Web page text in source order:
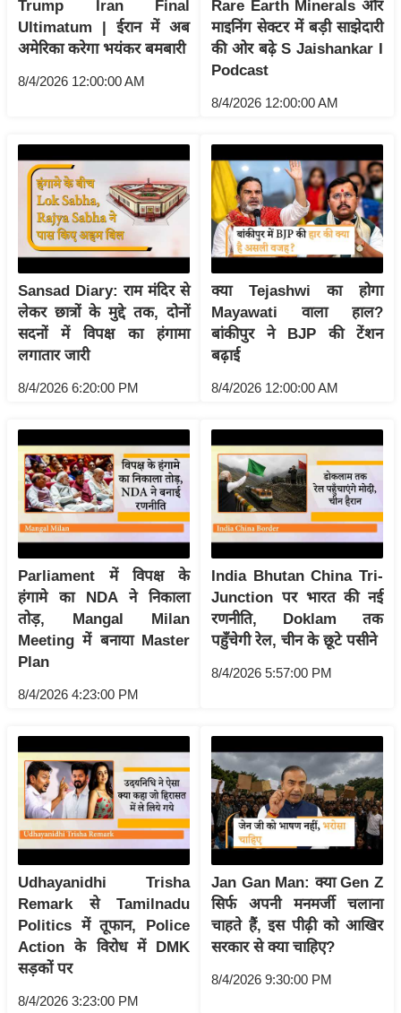
मा
तृ
भू
मि
ए
आ
र
.
आ
ई
.
य
र
स
मी
क्षा
ध
र्म
ज्यो
ति
ष
प्र
भु
हि
मा
ध
र्म
स्थ
ल
व्र
त
त्यो
हा
र
Trump Iran Final
Ultimatum | ईरान में अब
अमेरिका करेगा भयंकर बमबारी
8/4/2026 12:00:00 AM
Rare Earth Minerals और
माइनिंग सेक्टर में बड़ी साझेदारी
की ओर बढ़े S Jaishankar I
Podcast
8/4/2026 12:00:00 AM
Sansad Diary: राम मंदिर से
लेकर छात्रों के मुद्दे तक, दोनों
सदनों में विपक्ष का हंगामा
लगातार जारी
8/4/2026 6:20:00 PM
क्या Tejashwi का होगा
Mayawati वाला हाल?
बांकीपुर ने BJP की टेंशन
बढ़ाई
8/4/2026 12:00:00 AM
Parliament में विपक्ष के
हंगामे का NDA ने निकाला
तोड़, Mangal Milan
Meeting में बनाया Master
Plan
8/4/2026 4:23:00 PM
India Bhutan China Tri-
Junction पर भारत की नई
रणनीति, Doklam तक
पहुँचेगी रेल, चीन के छूटे पसीने
8/4/2026 5:57:00 PM
Udhayanidhi Trisha
Remark से Tamilnadu
Politics में तूफान, Police
Action के विरोध में DMK
सड़कों पर
8/4/2026 3:23:00 PM
Jan Gan Man: क्या Gen Z
सिर्फ अपनी मनमर्जी चलाना
चाहते हैं, इस पीढ़ी को आखिर
सरकार से क्या चाहिए?
8/4/2026 9:30:00 PM